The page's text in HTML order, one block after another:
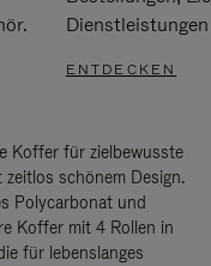
ENTDECKEN
Koffer für zielbewusste
schönem Design.
Polycarbonat und
Koffer mit 4 Rollen in
für lebenslanges